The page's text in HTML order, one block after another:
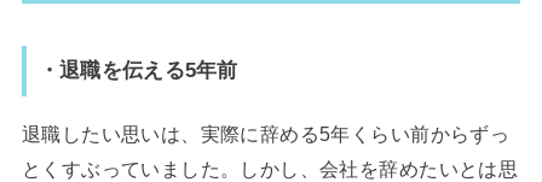
・退職を伝える5年前
退職したい思いは、実際に辞める5年くらい前からずっ
とくすぶっていました。しかし、会社を辞めたいとは思